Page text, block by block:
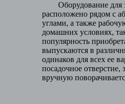
Оборудование для
расположено рядом с
углами, а также
домашних условиях,
популярность
выпускаются в
одинаков для всех ее
посадочное отверстие,
вручную